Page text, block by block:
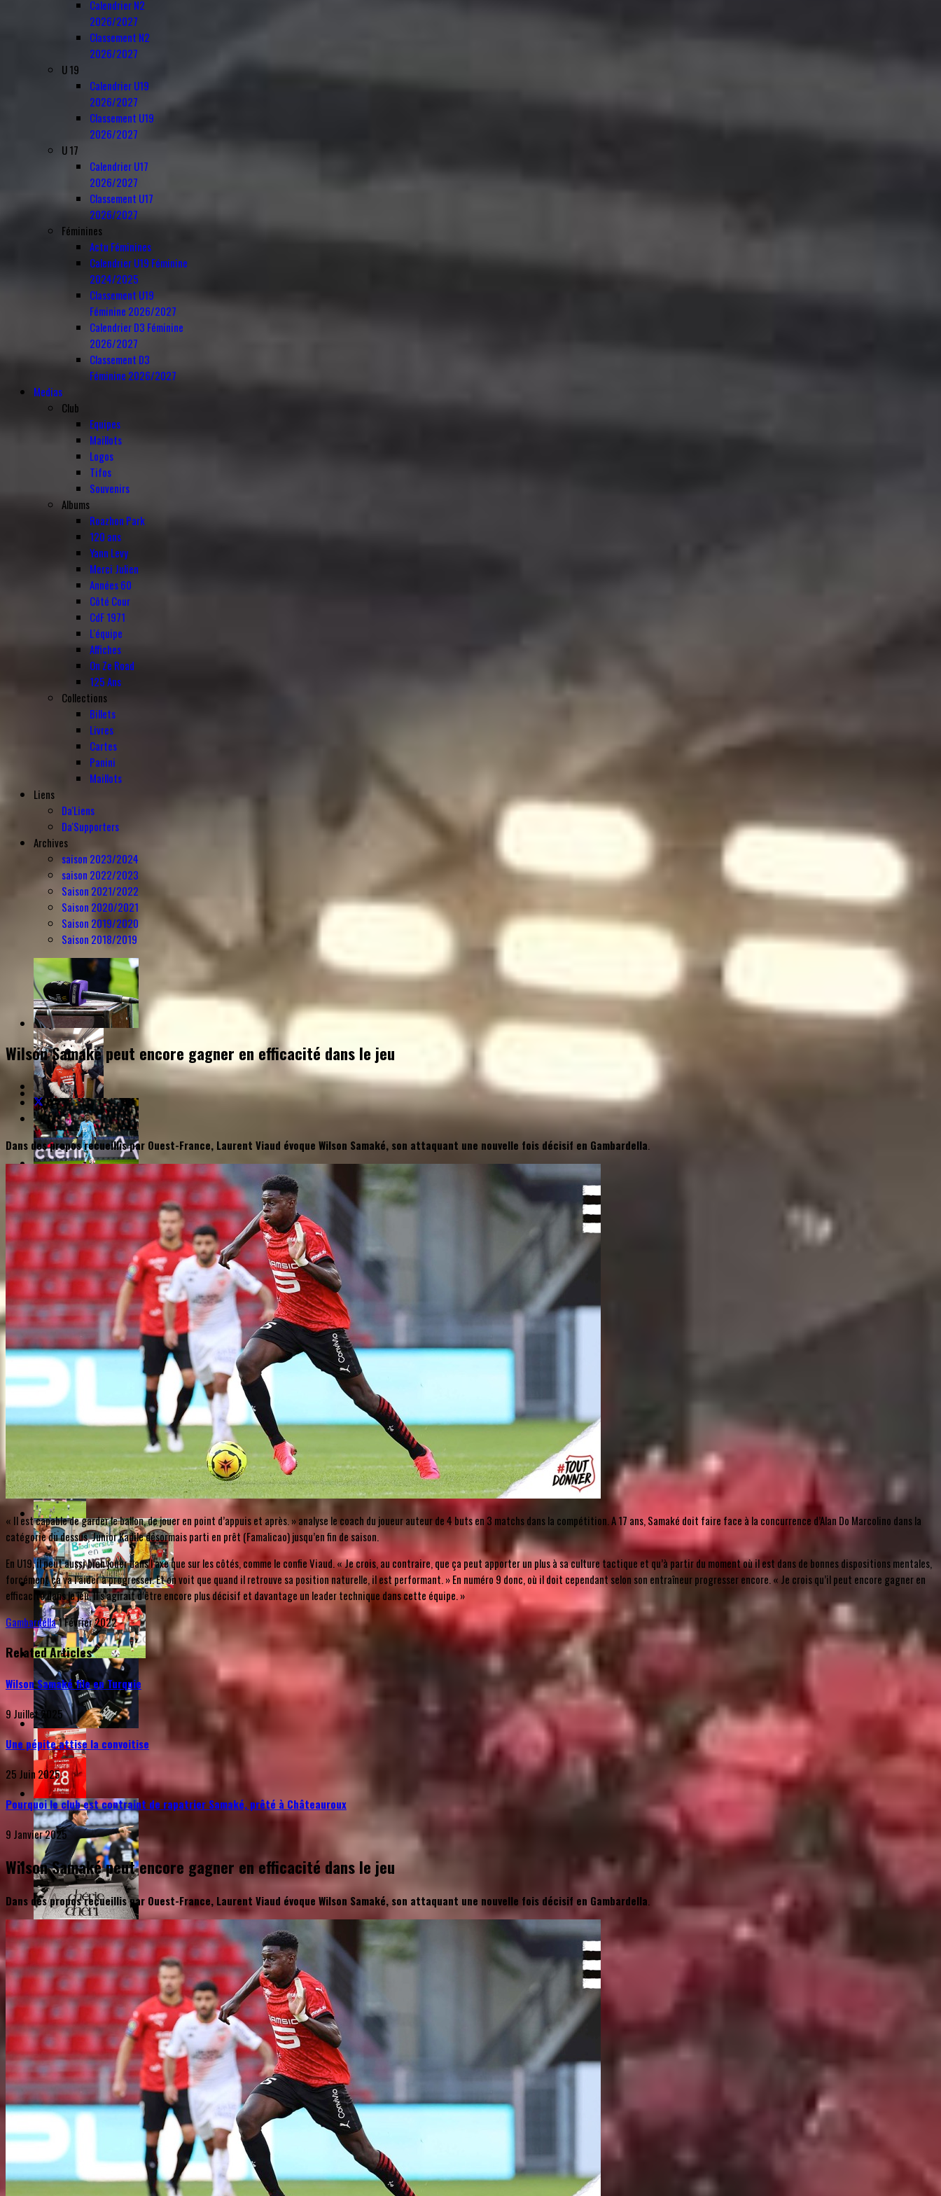
Calendrier N2
2026/2027
Classement N2
2026/2027
U 19
Calendrier U19
2026/2027
Classement U19
2026/2027
U 17
Calendrier U17
2026/2027
Classement U17
2026/2027
Féminines
Actu Féminines
Calendrier U19 Féminine
2024/2025
Classement U19
Féminine 2026/2027
Calendrier D3 Féminine
2026/2027
Classement D3
Féminine 2026/2027
Medias
Club
Equipes
Maillots
Logos
Tifos
Souvenirs
Albums
Roazhon Park
120 ans
Yann Levy
Merci Julien
Années 60
Côté Cour
CdF 1971
L'équipe
Affiches
On Ze Road
125 Ans
Collections
Billets
Livres
Cartes
Panini
Maillots
Liens
Da'Liens
Da'Supporters
Archives
saison 2023/2024
saison 2022/2023
Saison 2021/2022
Saison 2020/2021
Saison 2019/2020
Saison 2018/2019
Wilson Samaké peut encore gagner en efficacité dans le jeu
Dans des propos recueillis par Ouest-France, Laurent Viaud évoque Wilson Samaké, son attaquant une nouvelle fois décisif en Gambardella.
« Il est capable de garder le ballon, de jouer en point d’appuis et après. » analyse le coach du joueur auteur de 4 buts en 3 matchs dans la compétition. A 17 ans, Samaké doit faire face à la concurrence d’Alan Do Marcolino dans la
catégorie du dessus, Junior Kadile désormais parti en prêt (Famalicao) jusqu’en fin de saison.
En U19, il peut aussi bien jouer dans l’axe que sur les côtés, comme le confie Viaud. « Je crois, au contraire, que ça peut apporter un plus à sa culture tactique et qu’à partir du moment où il est dans de bonnes dispositions mentales,
forcément ça va l’aider à progresser. Et on voit que quand il retrouve sa position naturelle, il est performant. » En numéro 9 donc, où il doit cependant selon son entraîneur progresser encore. « Je crois qu’il peut encore gagner en
efficacité dans le jeu. Il s’agirait d’être encore plus décisif et davantage un leader technique dans cette équipe. »
Gambardella1 Février 2022
Related Articles
Wilson Samaké file en Turquie
9 Juillet 2025
Une pépite attise la convoitise
25 Juin 2025
Pourquoi le club est contraint de rapatrier Samaké, prêté à Châteauroux
9 Janvier 2025
Wilson Samaké peut encore gagner en efficacité dans le jeu
Dans des propos recueillis par Ouest-France, Laurent Viaud évoque Wilson Samaké, son attaquant une nouvelle fois décisif en Gambardella